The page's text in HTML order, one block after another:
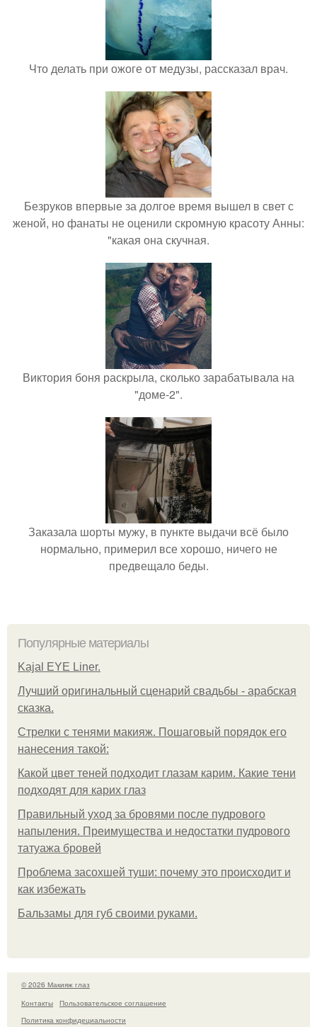
Что делать при ожоге от медузы, рассказал врач.
Безруков впервые за долгое время вышел в свет с
женой, но фанаты не оценили скромную красоту Анны:
"какая она скучная.
Виктория боня раскрыла, сколько зарабатывала на
"доме-2".
Заказала шорты мужу, в пункте выдачи всё было
нормально, примерил все хорошо, ничего не
предвещало беды.
Популярные материалы
Kajal EYE Liner.
Лучший оригинальный сценарий свадьбы - арабская
сказка.
Стрелки с тенями макияж. Пошаговый порядок его
нанесения такой:
Какой цвет теней подходит глазам карим. Какие тени
подходят для карих глаз
Правильный уход за бровями после пудрового
напыления. Преимущества и недостатки пудрового
татуажа бровей
Проблема засохшей туши: почему это происходит и
как избежать
Бальзамы для губ своими руками.
© 2026 Макияж глаз
Контакты
Пользовательское соглашение
Политика конфидециальности